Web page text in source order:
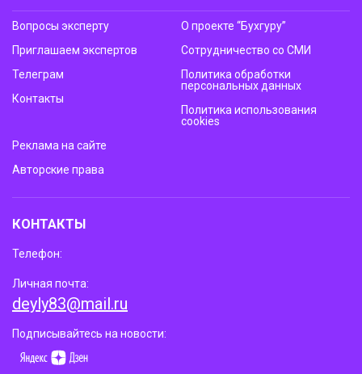
Вопросы эксперту
Приглашаем экспертов
Телеграм
Контакты
О проекте “Бухгуру”
Сотрудничество со СМИ
Политика обработки
персональных данных
Политика использования
cookies
Реклама на сайте
Авторские права
КОНТАКТЫ
Телефон:
Личная почта:
deyly83@mail.ru
Подписывайтесь на новости: